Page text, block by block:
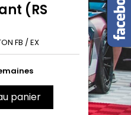
(RS
FB / EX
panier